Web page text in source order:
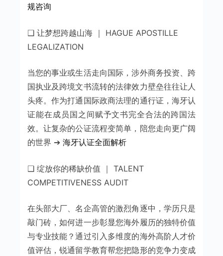
规咨询
❑ 让梦想跨越山海 ｜ HAGUE APOSTILLE
LEGALIZATION
当您的事业或生活走向国际，涉外商务投资、跨
国执业及跨境文书流转的法律效力壁垒往往让人
头疼。作为打通国际政商法理的通行证，海牙认
证能在成员国之间赋予文书完全合法的跨国法
效。让复杂的公证流程变简单，陪您走向更广阔
的世界 ➔ 海牙认证全面解析
❑ 绽放你的稀缺价值 ｜ TALENT
COMPETITIVENESS AUDIT
在头部大厂、名企高管的激烈角逐中，学历只是
敲门砖，如何进一步彰显您海外履历的独特价值
与专业技能？通过引入多维度的海外高阶人才价
值评估，锐通留学教育帮您把隐形的竞争力变成